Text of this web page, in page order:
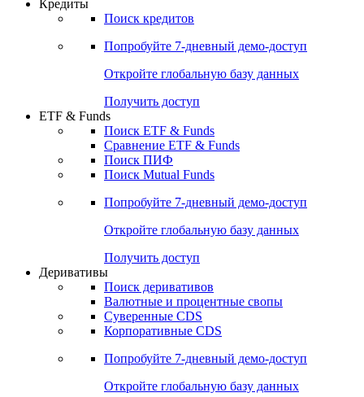
Кредиты
Поиск кредитов
Попробуйте 7-дневный демо-доступ
Откройте глобальную базу данных
Получить доступ
ETF & Funds
Поиск ETF & Funds
Сравнение ETF & Funds
Поиск ПИФ
Поиск Mutual Funds
Попробуйте 7-дневный демо-доступ
Откройте глобальную базу данных
Получить доступ
Деривативы
Поиск деривативов
Валютные и процентные свопы
Суверенные CDS
Корпоративные CDS
Попробуйте 7-дневный демо-доступ
Откройте глобальную базу данных